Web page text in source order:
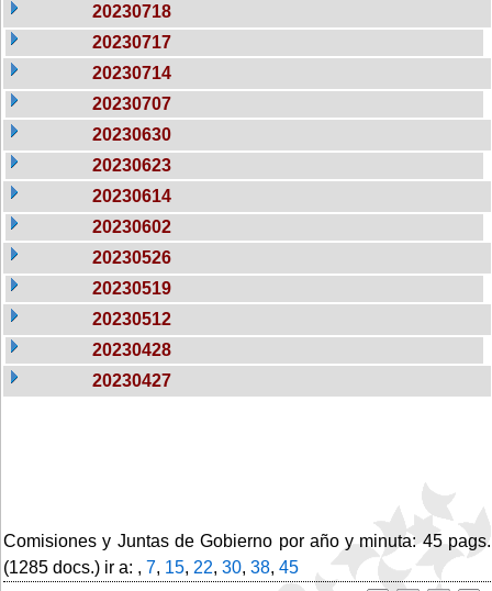
20230718
20230717
20230714
20230707
20230630
20230623
20230614
20230602
20230526
20230519
20230512
20230428
20230427
Comisiones y Juntas de Gobierno por año y minuta: 45 pags.
(1285 docs.) ir a: , 7, 15, 22, 30, 38, 45